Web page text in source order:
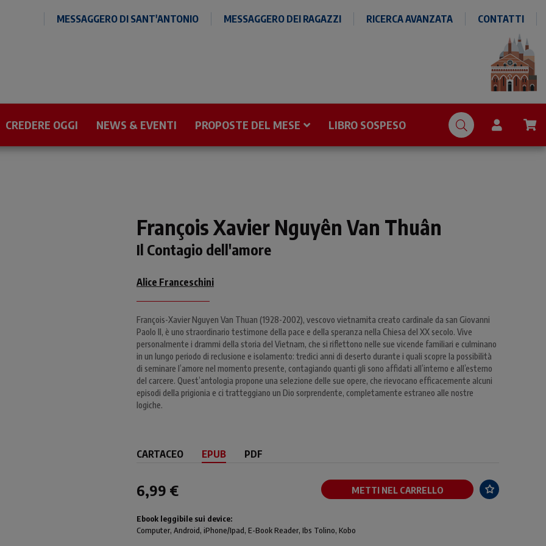
MESSAGGERO DI SANT'ANTONIO MESSAGGERO DEI RAGAZZI RICERCA AVANZATA CONTATTI
CREDERE OGGI NEWS & EVENTI PROPOSTE DEL MESE LIBRO SOSPESO
François Xavier Nguyên Van Thuân
Il Contagio dell'amore
Alice Franceschini
François-Xavier Nguyen Van Thuan (1928-2002), vescovo vietnamita creato cardinale da san Giovanni
Paolo II, è uno straordinario testimone della pace e della speranza nella Chiesa del XX secolo. Vive
personalmente i drammi della storia del Vietnam, che si riflettono nelle sue vicende familiari e culminano
in un lungo periodo di reclusione e isolamento: tredici anni di deserto durante i quali scopre la possibilità
di seminare l’amore nel momento presente, contagiando quanti gli sono affidati all’interno e all’esterno
del carcere. Quest’antologia propone una selezione delle sue opere, che rievocano efficacemente alcuni
episodi della prigionia e ci tratteggiano un Dio sorprendente, completamente estraneo alle nostre
logiche.
CARTACEO EPUB PDF
6,99 € METTI NEL CARRELLO
Ebook leggibile sui device:
Computer, Android, iPhone/Ipad, E-Book Reader, Ibs Tolino, Kobo